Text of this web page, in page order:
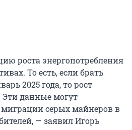
роста энергопотребления
То есть, если брать
2025 года, то рост
Эти данные могут
миграции серых майнеров в
— заявил Игорь